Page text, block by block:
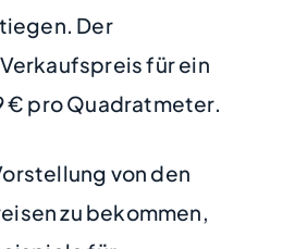
Der
für ein
€ pro Quadratmeter.
von den
zu bekommen,